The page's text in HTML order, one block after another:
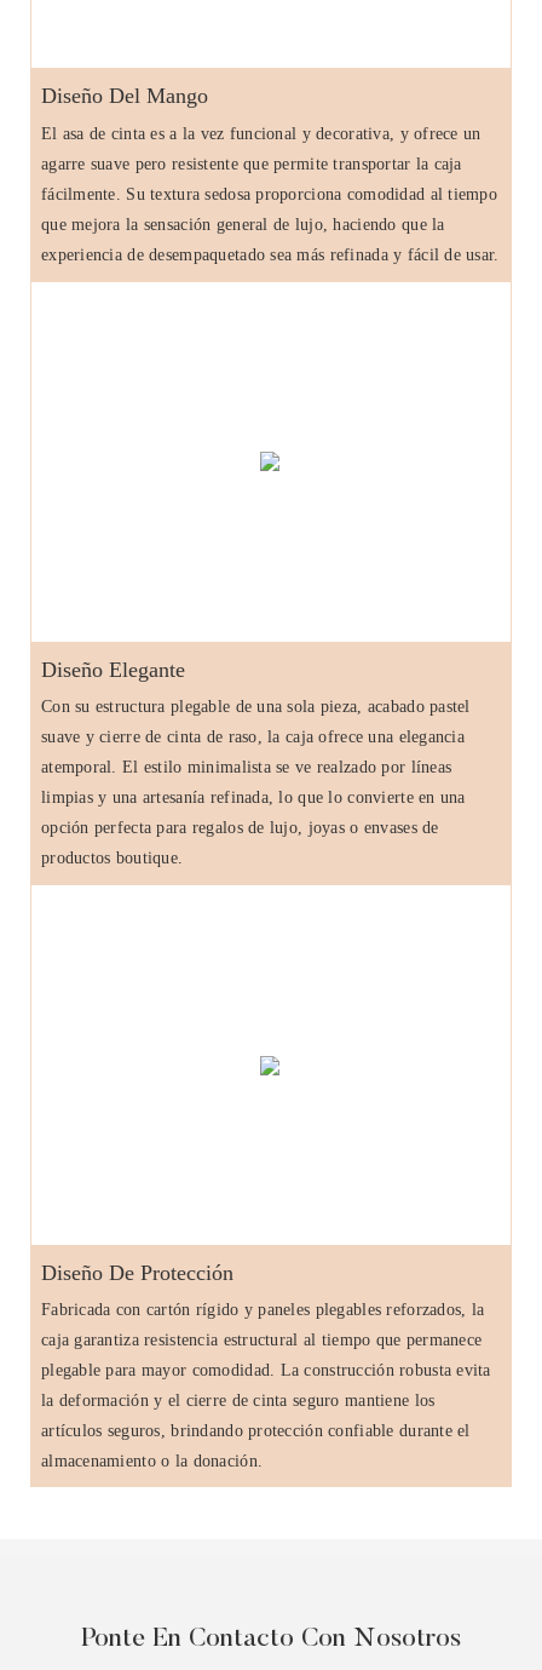
Diseño Del Mango
El asa de cinta es a la vez funcional y decorativa, y ofrece un
agarre suave pero resistente que permite transportar la caja
fácilmente. Su textura sedosa proporciona comodidad al tiempo
que mejora la sensación general de lujo, haciendo que la
experiencia de desempaquetado sea más refinada y fácil de usar.
Diseño Elegante
Con su estructura plegable de una sola pieza, acabado pastel
suave y cierre de cinta de raso, la caja ofrece una elegancia
atemporal. El estilo minimalista se ve realzado por líneas
limpias y una artesanía refinada, lo que lo convierte en una
opción perfecta para regalos de lujo, joyas o envases de
productos boutique.
Diseño De Protección
Fabricada con cartón rígido y paneles plegables reforzados, la
caja garantiza resistencia estructural al tiempo que permanece
plegable para mayor comodidad. La construcción robusta evita
la deformación y el cierre de cinta seguro mantiene los
artículos seguros, brindando protección confiable durante el
almacenamiento o la donación.
Ponte En Contacto Con Nosotros